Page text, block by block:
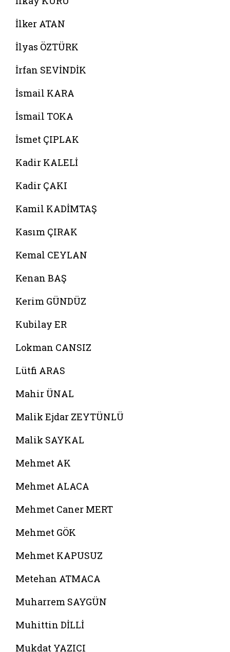
İlker ATAN
İlyas ÖZTÜRK
İrfan SEVİNDİK
İsmail KARA
İsmail TOKA
İsmet ÇIPLAK
Kadir KALELİ
Kadir ÇAKI
Kamil KADİMTAŞ
Kasım ÇIRAK
Kemal CEYLAN
Kenan BAŞ
Kerim GÜNDÜZ
Kubilay ER
Lokman CANSIZ
Lütfi ARAS
Mahir ÜNAL
Malik Ejdar ZEYTÜNLÜ
Malik SAYKAL
Mehmet AK
Mehmet ALACA
Mehmet Caner MERT
Mehmet GÖK
Mehmet KAPUSUZ
Metehan ATMACA
Muharrem SAYGÜN
Muhittin DİLLİ
Mukdat YAZICI